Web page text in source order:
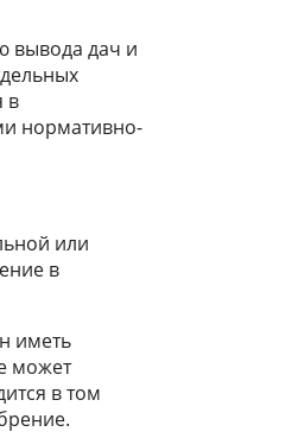
вывода дач и
в
нормативно-
или
в
иметь
может
в том